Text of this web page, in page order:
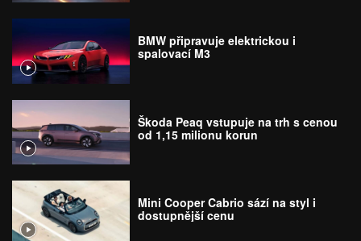
BMW připravuje elektrickou i
spalovací M3
Škoda Peaq vstupuje na trh s cenou
od 1,15 milionu korun
Mini Cooper Cabrio sází na styl i
dostupnější cenu